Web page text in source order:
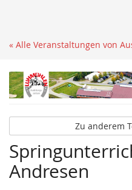
« Alle Veranstaltungen von
Zu anderem
Andresen